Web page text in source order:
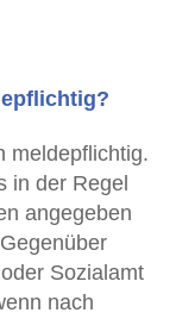
meldepflichtig.
in der Regel
angegeben
Sozialamt
nach